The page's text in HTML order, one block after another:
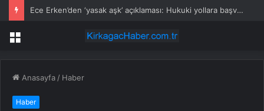
ABD ekonomisi beklentinin altında büyüdü
Menü
Anasayfa / Haber
Haber